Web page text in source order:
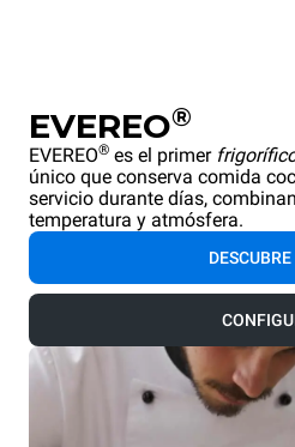
EVEREO®
EVEREO® es el primer
único que conserva comida
servicio durante días,
temperatura y atmósfera.